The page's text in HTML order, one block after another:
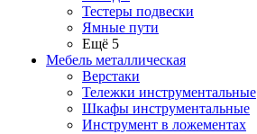
Тестеры подвески
Ямные пути
Ещё 5
Мебель металлическая
Верстаки
Тележки инструментальные
Шкафы инструментальные
Инструмент в ложементах